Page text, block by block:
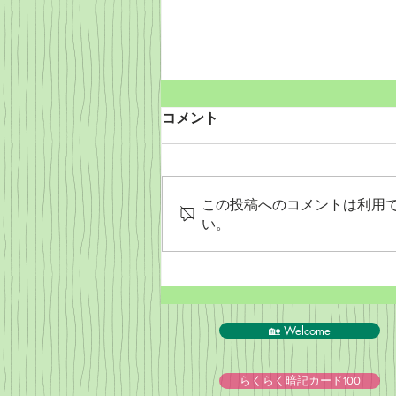
コメント
この投稿へのコメントは利用
い。
🏡 Welcome
らくらく暗記カード100